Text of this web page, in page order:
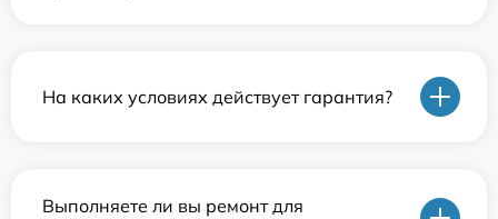
На каких условиях действует гарантия?
Выполняете ли вы ремонт для